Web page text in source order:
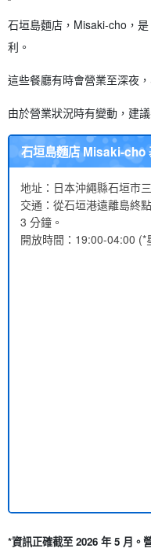
石垣島麵店，Misaki-cho，是
利。
這些餐廳有時會營業至深夜
由於營業狀況時有變動，建
石垣島麵店 Misaki-cho
地址：日本沖繩縣石垣市
交通：從石垣港遠離島終
3 分鐘。
開放時間：19:00-04:00 (*
*資訊正確截至 2026 年 5 月。